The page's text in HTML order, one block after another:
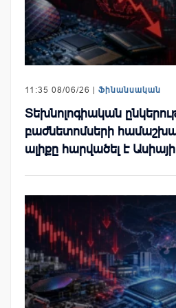
11:35 08/06/26 | Ֆինանսական
Տեխնոլոգիական
բաժնետոմսերի
ալիքը հարվածել է